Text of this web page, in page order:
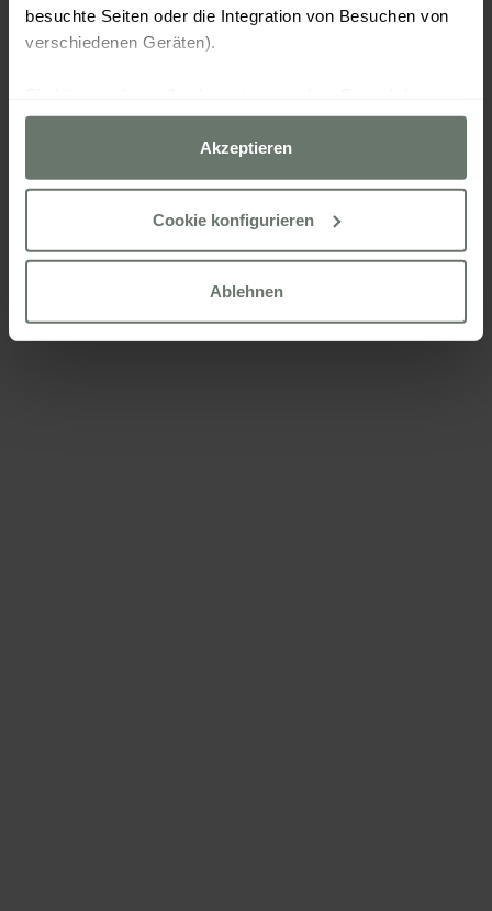
besuchte Seiten oder die Integration von Besuchen von
verschiedenen Geräten).
Option „Akzeptieren“ klicken, alle außer den unbedingt
erforderlichen ablehnen, indem Sie auf „Ablehnen“
klicken, oder sie über die Schaltfläche „Cookies
Weitere Informationen finden Sie in unserer
Akzeptieren
Cookie konfigurieren
Ablehnen